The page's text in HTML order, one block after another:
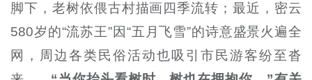
脚下，老树依偎古村描画四季流转；最近，密云
580岁的“流苏王”因“五月飞雪”的诗意盛景火遍全
网，周边各类民俗活动也吸引市民游客纷至沓